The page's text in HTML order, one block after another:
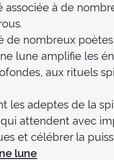
associée à de
de nombreux
lune amplifie les
aux rituels
les adeptes de la
attendent avec
et célébrer la
lune